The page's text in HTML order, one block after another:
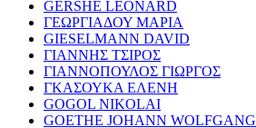
GERSHE LEONARD
ΓΕΩΡΓΙΑΔΟΥ ΜΑΡΙΑ
GIESELMANN DAVID
ΓΙΑΝΝΗΣ ΤΣΙΡΟΣ
ΓΙΑΝΝΟΠΟΥΛΟΣ ΓΙΩΡΓΟΣ
ΓΚΑΣΟΥΚΑ ΕΛΕΝΗ
GOGOL NIKOLAI
GOETHE JOHANN WOLFGANG